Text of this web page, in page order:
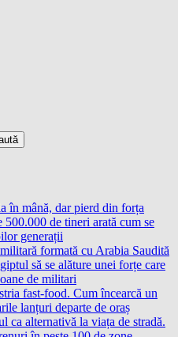
în mână, dar pierd din forța
de tineri arată cum se
generații
formată cu Arabia Saudită
să se alăture unei forțe care
de militari
fast-food. Cum încearcă un
lanțuri departe de oraș
ca alternativă la viața de stradă.